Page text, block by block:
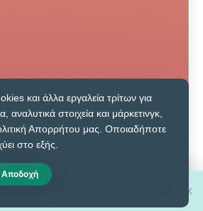
από τα 30 ολοκαίνουργια